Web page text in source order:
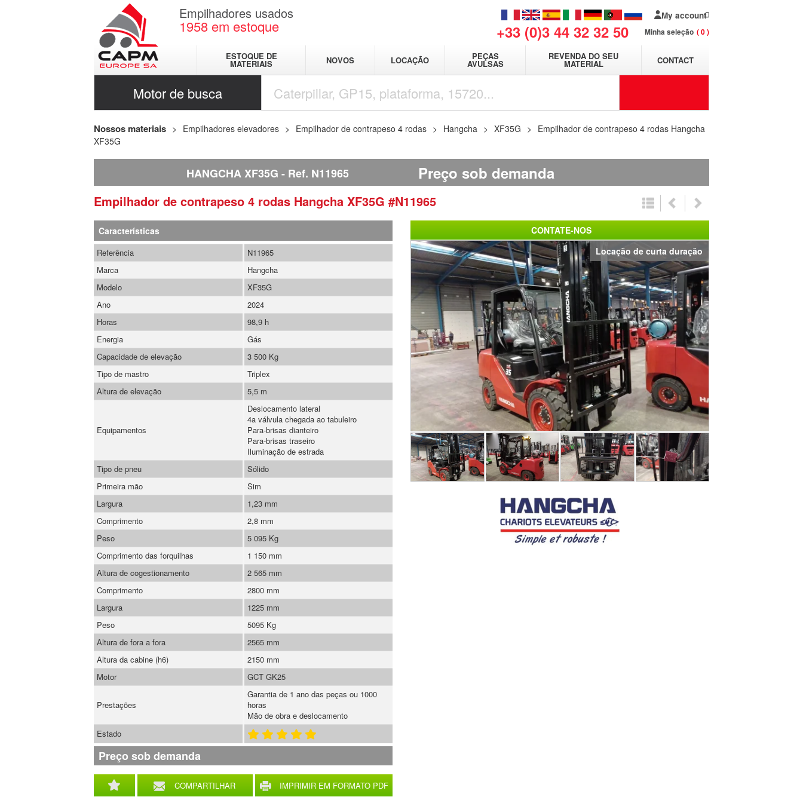
Empilhadores usados
1958 em estoque +33 (0)3 44 32 32 50
My account
Minha seleção 0
ESTOQUE DE
MATERIAIS NOVOS LOCAÇÃO PEÇAS
AVULSAS
REVENDA DO SEU
MATERIAL CONTACT
Motor de busca
Nossos materiais Empilhadores elevadores Empilhador de contrapeso 4 rodas Hangcha XF35G
Empilhador de contrapeso 4 rodas Hangcha
XF35G
HANGCHA XF35G Ref. N11965 Preço sob demanda
Empilhador de contrapeso 4 rodas Hangcha XF35G #N11965
Locação de curta duração
Características
COMPARTILHAR IMPRIMIR EM FORMATO PDF
Referência
N11965
Marca
Hangcha
Modelo
XF35G
Ano
2024
Horas
98,9 h
Energia
Gás
Capacidade de elevação
3 500 Kg
Tipo de mastro
Triplex
Altura de elevação
5,5 m
Equipamentos
Deslocamento lateral
4a válvula chegada ao tabuleiro
Para-brisas dianteiro
Para-brisas traseiro
Iluminação de estrada
Tipo de pneu
Sólido
Primeira mão
Sim
Largura
1,23 mm
Comprimento
2,8 mm
Peso
5 095 Kg
Comprimento das forquilhas
1 150 mm
Altura de cogestionamento
2 565 mm
Comprimento
2800 mm
Largura
1225 mm
Peso
5095 Kg
Altura de fora a fora
2565 mm
Altura da cabine (h6)
2150 mm
Motor
GCT GK25
Prestações
Garantia de 1 ano das peças ou 1000
horas
Mão de obra e deslocamento
Estado
Preço sob demanda
CONTATE-NOS